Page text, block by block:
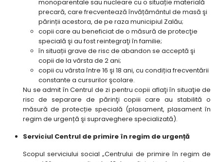
monoparentale sau nucleare cu o situație materială
precară, care frecventează învățământul de masă şi
părinții acestora, de pe raza municipiul Zalău;
copii care au beneficiat de o măsură de protecţie
specială şi au fost reintegraţi în familie;
în situații grave de risc de abandon se acceptă şi
copii de la vârsta de 2 ani;
copii cu vârsta între 16 şi 18 ani, cu condiția frecventării
constante a cursurilor şcolare.
Nu se admit în Centrul de zi pentru copii aflaţi în situaţie de
risc de separare de părinţi copiii care au stabilită o
măsură de protecție specială (plasament, plasament în
regim de urgență şi supraveghere specializată).
Serviciul Centrul de primire în regim de urgență
Scopul serviciului social „Centrului de primire în regim de